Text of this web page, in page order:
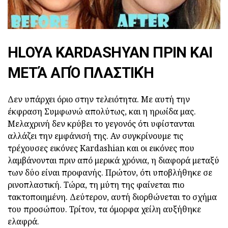
HLOYA KARDASHYAN ΠΡΙΝ ΚΑΙ
ΜΕΤΆ ΑΠΌ ΠΛΑΣΤΙΚΉ
Δεν υπάρχει όριο στην τελειότητα. Με αυτή την
έκφραση Συμφωνώ απολύτως, και η ηρωίδα μας.
Μελαχρινή δεν κρύβει το γεγονός ότι υφίστανται
αλλάζει την εμφάνισή της. Αν συγκρίνουμε τις
τρέχουσες εικόνες Kardashian και οι εικόνες που
λαμβάνονται πριν από μερικά χρόνια, η διαφορά μεταξύ
των δύο είναι προφανής. Πρώτον, ότι υποβλήθηκε σε
ρινοπλαστική. Τώρα, τη μύτη της φαίνεται πιο
τακτοποιημένη. Δεύτερον, αυτή διορθώνεται το σχήμα
του προσώπου. Τρίτον, τα όμορφα χείλη αυξήθηκε
ελαφρά.